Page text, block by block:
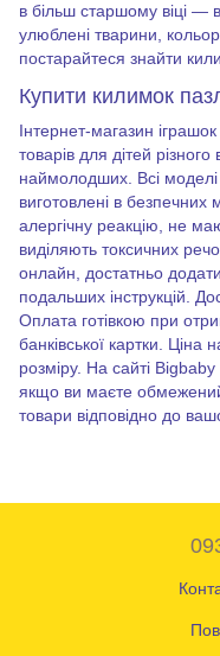
в більш старшому віці —
улюблені тварини,
постарайтеся знайти
Купити килимок
Інтернет-магазин
товарів для дітей
наймолодших. Всі моделі
виготовлені в безпечних
алергічну реакцію, не
виділяють токсичних
онлайн, достатньо
подальших інструкцій.
Оплата готівкою при
банківської картки. Ціна
розміру. На сайті
якщо ви маєте
товари відповідно до